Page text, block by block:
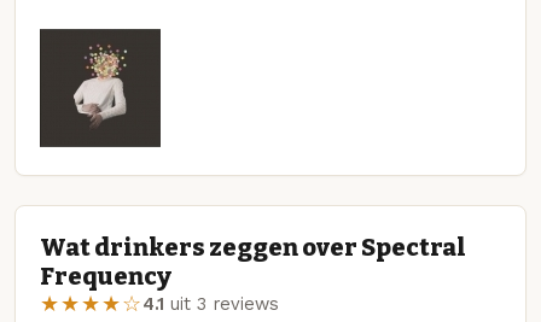
Wat drinkers zeggen over Spectral
Frequency
★★★★☆4.1 uit 3 reviews